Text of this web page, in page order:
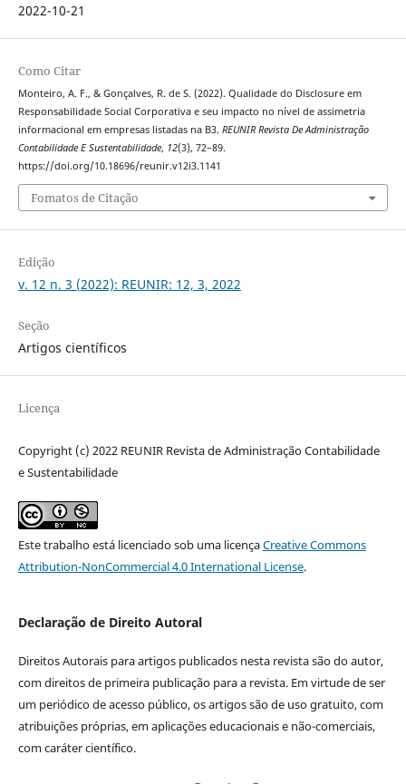
2022-10-21
Como Citar
Monteiro, A. F., & Gonçalves, R. de S. (2022). Qualidade do Disclosure em
Responsabilidade Social Corporativa e seu impacto no nível de assimetria
informacional em empresas listadas na B3. REUNIR Revista De Administração
Contabilidade E Sustentabilidade, 12(3), 72–89.
https://doi.org/10.18696/reunir.v12i3.1141
Fomatos de Citação
Edição
v. 12 n. 3 (2022): REUNIR: 12, 3, 2022
Seção
Artigos científicos
Licença
Copyright (c) 2022 REUNIR Revista de Administração Contabilidade
e Sustentabilidade
Este trabalho está licenciado sob uma licençaCreative Commons
Attribution-NonCommercial 4.0 International License.
Declaração de Direito Autoral
Direitos Autorais para artigos publicados nesta revista são do autor,
com direitos de primeira publicação para a revista. Em virtude de ser
um periódico de acesso público, os artigos são de uso gratuito, com
atribuições próprias, em aplicações educacionais e não-comerciais,
com caráter científico.